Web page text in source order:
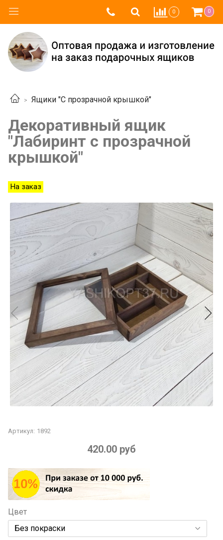
0 0
Ящики "С прозрачной крышкой"
Декоративный ящик
"Лабиринт с прозрачной
крышкой"
На заказ
Артикул: 1892
420.00 руб
Цвет